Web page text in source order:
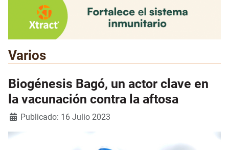
Varios
Biogénesis Bagó, un actor clave en
la vacunación contra la aftosa
Detalles
Publicado: 16 Julio 2023